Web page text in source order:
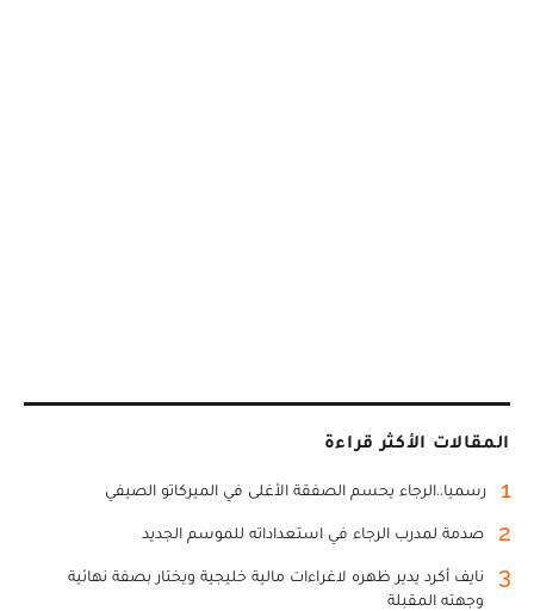
المقالات الأكثر قراءة
1 رسميا..الرجاء يحسم الصفقة الأغلى في الميركاتو الصيفي
2 صدمة لمدرب الرجاء في استعداداته للموسم الجديد
3
نايف أكرد يدير ظهره لاغراءات مالية خليجية ويختار بصفة نهائية
وجهته المقبلة